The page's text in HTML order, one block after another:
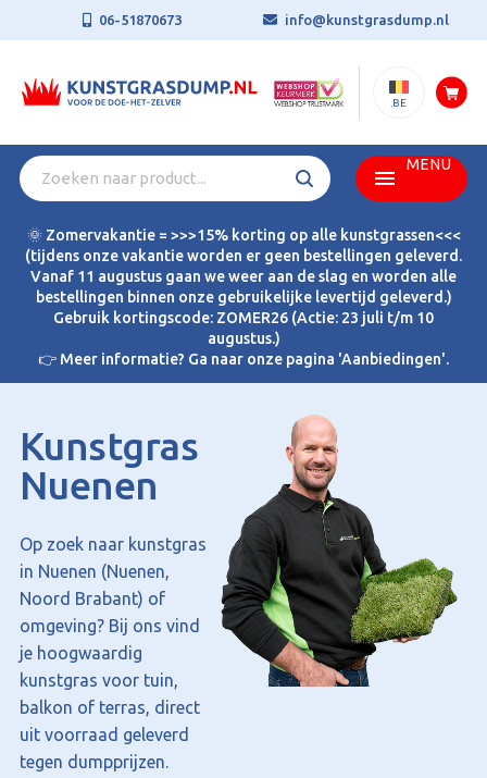
06-51870673 info@kunstgrasdump.nl
.BE
MENU
🌞 Zomervakantie = >>>15% korting op alle kunstgrassen<<<
(tijdens onze vakantie worden er geen bestellingen geleverd.
Vanaf 11 augustus gaan we weer aan de slag en worden alle
bestellingen binnen onze gebruikelijke levertijd geleverd.)
Gebruik kortingscode: ZOMER26 (Actie: 23 juli t/m 10
augustus.)
👉 Meer informatie? Ga naar onze pagina 'Aanbiedingen'.
Kunstgras
Nuenen
Op zoek naar kunstgras
in Nuenen (Nuenen,
Noord Brabant) of
omgeving? Bij ons vind
je hoogwaardig
kunstgras voor tuin,
balkon of terras, direct
uit voorraad geleverd
tegen dumpprijzen.